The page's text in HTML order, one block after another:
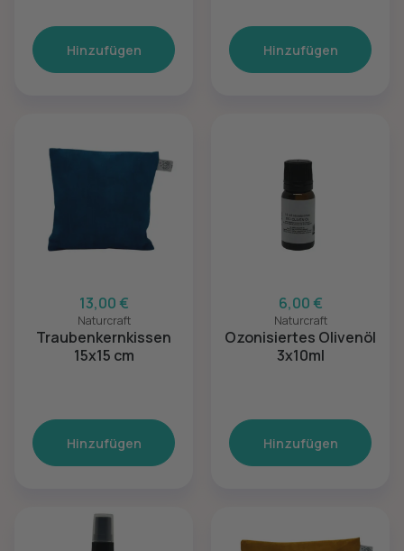
Hinzufügen Hinzufügen
13,00 €
Naturcraft
Traubenkernkissen
15x15 cm
Hinzufügen
6,00 €
Naturcraft
Ozonisiertes Olivenöl
3x10ml
Hinzufügen